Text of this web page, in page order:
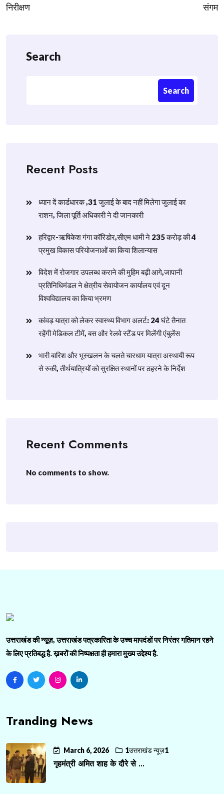
निरीक्षण
संगम
Search
Search
Recent Posts
ध्यान दें कार्डधारक ,31 जुलाई के बाद नहीं मिलेगा जुलाई का
राशन, जिला पूर्ति अधिकारी ने दी जानकारी
हरिद्वार-ऋषिकेश गंगा कॉरिडोर,सीएम धामी ने 235 करोड़ की 4
प्रमुख विकास परियोजनाओं का किया शिलान्यास
विदेश में रोजगार उपलब्ध कराने की मुहिम बढ़ी आगे,जापानी
प्रतिनिधिमंडल ने क्षेत्रीय सेवायोजन कार्यालय एवं दून
विश्वविद्यालय का किया भ्रमण
​कांवड़ यात्रा को लेकर स्वास्थ्य विभाग अलर्ट: 24 घंटे तैनात
रहेंगी मेडिकल टीमें, बस और रेलवे स्टैंड पर मिलेंगी एंबुलेंस
​भारी बारिश और भूस्खलन के चलते चारधाम यात्रा अस्थायी रूप
से रुकी, तीर्थयात्रियों को सुरक्षित स्थानों पर ठहरने के निर्देश
Recent Comments
No comments to show.
उत्तराखंड की न्यूज़, उत्तराखंड पत्रकारिता के उच्च मापदंडों पर निरंतर गतिमान रहने
के लिए प्रतिबद्ध है. ख़बरों की निष्पक्षता ही हमारा मुख्य उद्देश्य है.
Tranding News
March 6, 2026 1उत्तराखंड न्यूज़1
गृहमंत्री अमित शाह के दौरे से ...